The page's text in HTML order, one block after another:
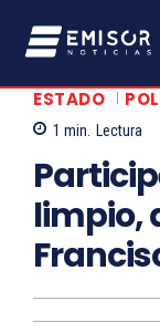
ESTADO
1 min. Lectura
limpio,